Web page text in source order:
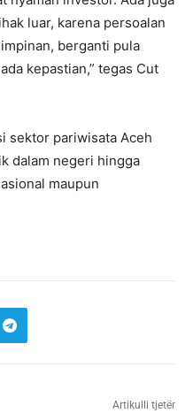
luar, karena persoalan
berganti pula
kepastian,” tegas Cut
sektor pariwisata Aceh
dalam negeri hingga
maupun
Artikulli tjetër